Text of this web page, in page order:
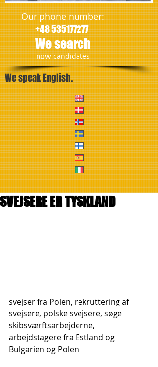
Our phone number:
+48 535177277
We search
​nowcandidates
We speak English.
SVEJSERE ER TYSKLAND
svejser fra Polen, rekruttering af
svejsere, polske svejsere, søge
skibsværftsarbejderne,
arbejdstagere fra Estland og
Bulgarien og Polen